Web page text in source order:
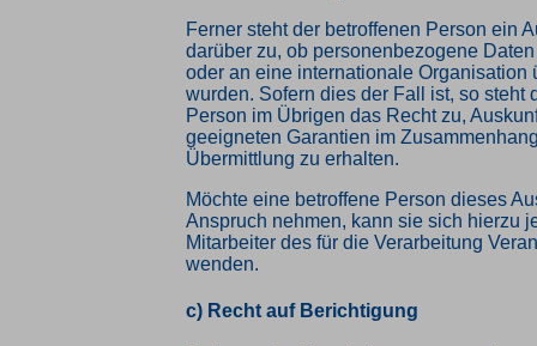
Ferner steht der betroffenen Person ein
darüber zu, ob personenbezogene
oder an eine internationale Organisation
wurden. Sofern dies der Fall ist, so steht
Person im Übrigen das Recht zu,
geeigneten Garantien im
Übermittlung zu erhalten.
Möchte eine betroffene Person dieses
Anspruch nehmen, kann sie sich hierzu
Mitarbeiter des für die Verarbeitung
wenden.
c) Recht auf Berichtigung